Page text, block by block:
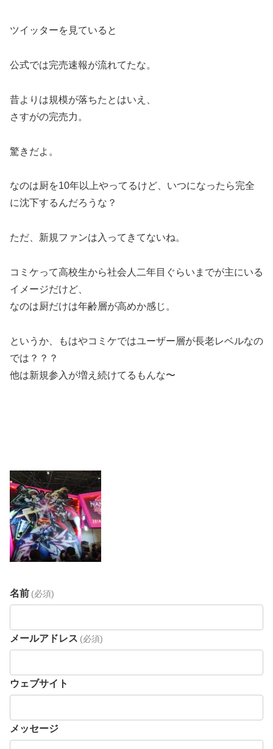
ツイッターを見ていると
公式では完売速報が流れてたな。
昔よりは規模が落ちたとはいえ、
さすがの完売力。
驚きだよ。
なのは厨を10年以上やってるけど、いつになったら完全
に沈下するんだろうな？
ただ、新規ファンは入ってきてないね。
コミケって高校生から社会人二年目ぐらいまでが主にいる
イメージだけど、
なのは厨だけは年齢層が高めか感じ。
というか、もはやコミケではユーザー層が長老レベルなの
では？？？
他は新規参入が増え続けてるもんな〜
名前 (必須)
メールアドレス (必須)
ウェブサイト
メッセージ